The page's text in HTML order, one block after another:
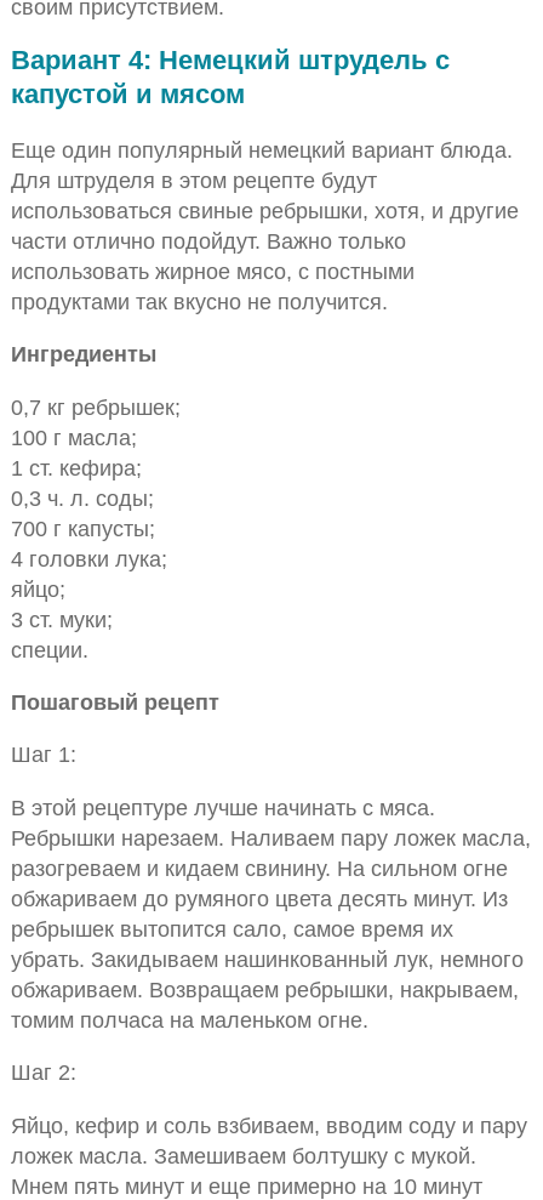
своим присутствием.
Вариант 4: Немецкий штрудель с
капустой и мясом
Еще один популярный немецкий вариант блюда.
Для штруделя в этом рецепте будут
использоваться свиные ребрышки, хотя, и другие
части отлично подойдут. Важно только
использовать жирное мясо, с постными
продуктами так вкусно не получится.
Ингредиенты
0,7 кг ребрышек;
100 г масла;
1 ст. кефира;
0,3 ч. л. соды;
700 г капусты;
4 головки лука;
яйцо;
3 ст. муки;
специи.
Пошаговый рецепт
Шаг 1:
В этой рецептуре лучше начинать с мяса.
Ребрышки нарезаем. Наливаем пару ложек масла,
разогреваем и кидаем свинину. На сильном огне
обжариваем до румяного цвета десять минут. Из
ребрышек вытопится сало, самое время их
убрать. Закидываем нашинкованный лук, немного
обжариваем. Возвращаем ребрышки, накрываем,
томим полчаса на маленьком огне.
Шаг 2:
Яйцо, кефир и соль взбиваем, вводим соду и пару
ложек масла. Замешиваем болтушку с мукой.
Мнем пять минут и еще примерно на 10 минут